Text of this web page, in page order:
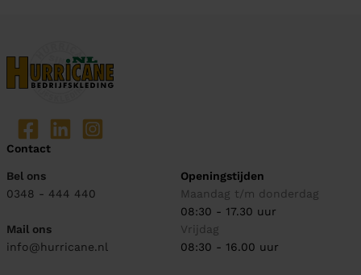
Contact
Bel ons
0348 - 444 440
Mail ons
info@hurricane.nl
Openingstijden
Maandag t/m donderdag
08:30 - 17.30 uur
Vrijdag
08:30 - 16.00 uur